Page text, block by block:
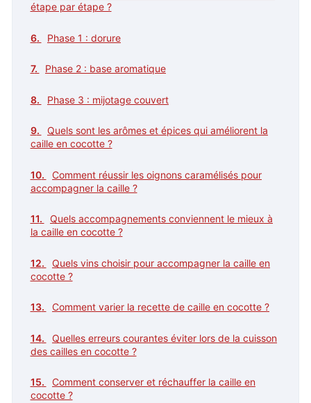
étape par étape ?
Phase 1 : dorure
Phase 2 : base aromatique
Phase 3 : mijotage couvert
Quels sont les arômes et épices qui améliorent la
caille en cocotte ?
Comment réussir les oignons caramélisés pour
accompagner la caille ?
Quels accompagnements conviennent le mieux à
la caille en cocotte ?
Quels vins choisir pour accompagner la caille en
cocotte ?
Comment varier la recette de caille en cocotte ?
Quelles erreurs courantes éviter lors de la cuisson
des cailles en cocotte ?
Comment conserver et réchauffer la caille en
cocotte ?